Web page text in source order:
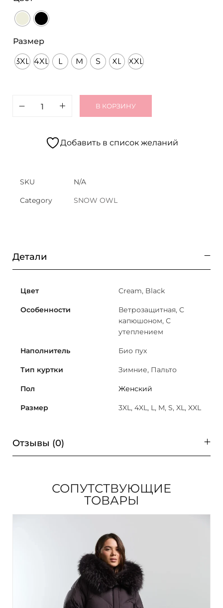
Размер
3XL 4XL L M S XL XXL
В КОРЗИНУ
Добавить в список желаний
SKU N/A
Category SNOW OWL
Детали
Цвет Cream, Black
Особенности
Ветрозащитная, С
капюшоном, С
утеплением
Наполнитель Био пух
Тип куртки Зимние, Пальто
Пол Женский
Размер 3XL, 4XL, L, M, S, XL, XXL
Отзывы (0)
СОПУТСТВУЮЩИЕ
ТОВАРЫ